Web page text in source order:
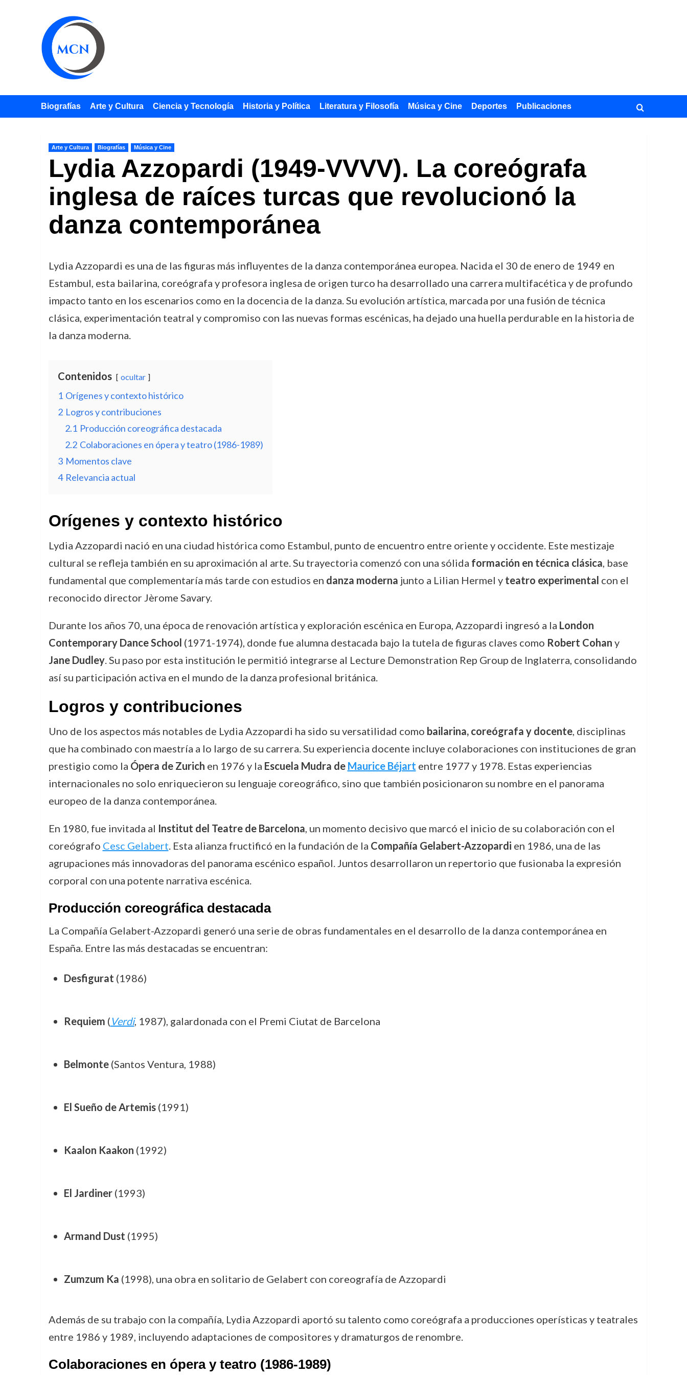
Biografías Arte y Cultura Ciencia y Tecnología Historia y Política Literatura y Filosofía Música y Cine Deportes Publicaciones
Arte y Cultura Biografías Música y Cine
Lydia Azzopardi (1949-VVVV). La coreógrafa
inglesa de raíces turcas que revolucionó la
danza contemporánea
Lydia Azzopardi es una de las figuras más influyentes de la danza contemporánea europea. Nacida el 30 de enero de 1949 en
Estambul, esta bailarina, coreógrafa y profesora inglesa de origen turco ha desarrollado una carrera multifacética y de profundo
impacto tanto en los escenarios como en la docencia de la danza. Su evolución artística, marcada por una fusión de técnica
clásica, experimentación teatral y compromiso con las nuevas formas escénicas, ha dejado una huella perdurable en la historia de
la danza moderna.
Contenidos ocultar
1 Orígenes y contexto histórico
2 Logros y contribuciones
2.1 Producción coreográfica destacada
2.2 Colaboraciones en ópera y teatro (1986-1989)
3 Momentos clave
4 Relevancia actual
Orígenes y contexto histórico
Lydia Azzopardi nació en una ciudad histórica como Estambul, punto de encuentro entre oriente y occidente. Este mestizaje
cultural se refleja también en su aproximación al arte. Su trayectoria comenzó con una sólida formación en técnica clásica, base
fundamental que complementaría más tarde con estudios en danza moderna junto a Lilian Hermel y teatro experimental con el
reconocido director Jèrome Savary.
Durante los años 70, una época de renovación artística y exploración escénica en Europa, Azzopardi ingresó a la London
Contemporary Dance School (1971-1974), donde fue alumna destacada bajo la tutela de figuras claves como Robert Cohan y
Jane Dudley. Su paso por esta institución le permitió integrarse al Lecture Demonstration Rep Group de Inglaterra, consolidando
así su participación activa en el mundo de la danza profesional británica.
Logros y contribuciones
Uno de los aspectos más notables de Lydia Azzopardi ha sido su versatilidad como bailarina, coreógrafa y docente, disciplinas
que ha combinado con maestría a lo largo de su carrera. Su experiencia docente incluye colaboraciones con instituciones de gran
prestigio como la Ópera de Zurich en 1976 y la Escuela Mudra de Maurice Béjart entre 1977 y 1978. Estas experiencias
internacionales no solo enriquecieron su lenguaje coreográfico, sino que también posicionaron su nombre en el panorama
europeo de la danza contemporánea.
En 1980, fue invitada al Institut del Teatre de Barcelona, un momento decisivo que marcó el inicio de su colaboración con el
coreógrafo Cesc Gelabert. Esta alianza fructificó en la fundación de la Compañía Gelabert-Azzopardi en 1986, una de las
agrupaciones más innovadoras del panorama escénico español. Juntos desarrollaron un repertorio que fusionaba la expresión
corporal con una potente narrativa escénica.
Producción coreográfica destacada
La Compañía Gelabert-Azzopardi generó una serie de obras fundamentales en el desarrollo de la danza contemporánea en
España. Entre las más destacadas se encuentran:
Desfigurat (1986)
Requiem (Verdi, 1987), galardonada con el Premi Ciutat de Barcelona
Belmonte(Santos Ventura, 1988)
El Sueño de Artemis(1991)
Kaalon Kaakon (1992)
El Jardiner(1993)
Armand Dust (1995)
Zumzum Ka (1998), una obra en solitario de Gelabert con coreografía de Azzopardi
Además de su trabajo con la compañía, Lydia Azzopardi aportó su talento como coreógrafa a producciones operísticas y teatrales
entre 1986 y 1989, incluyendo adaptaciones de compositores y dramaturgos de renombre.
Colaboraciones en ópera y teatro (1986-1989)